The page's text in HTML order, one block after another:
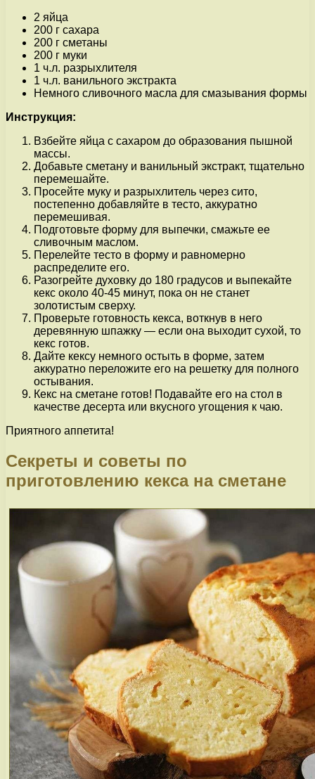
2 яйца
200 г сахара
200 г сметаны
200 г муки
1 ч.л. разрыхлителя
1 ч.л. ванильного экстракта
Немного сливочного масла для смазывания формы
Инструкция:
Взбейте яйца с сахаром до образования пышной
массы.
Добавьте сметану и ванильный экстракт, тщательно
перемешайте.
Просейте муку и разрыхлитель через сито,
постепенно добавляйте в тесто, аккуратно
перемешивая.
Подготовьте форму для выпечки, смажьте ее
сливочным маслом.
Перелейте тесто в форму и равномерно
распределите его.
Разогрейте духовку до 180 градусов и выпекайте
кекс около 40-45 минут, пока он не станет
золотистым сверху.
Проверьте готовность кекса, воткнув в него
деревянную шпажку — если она выходит сухой, то
кекс готов.
Дайте кексу немного остыть в форме, затем
аккуратно переложите его на решетку для полного
остывания.
Кекс на сметане готов! Подавайте его на стол в
качестве десерта или вкусного угощения к чаю.
Приятного аппетита!
Секреты и советы по
приготовлению кекса на сметане